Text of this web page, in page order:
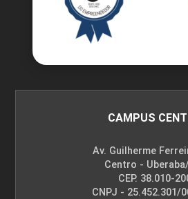
CAMPUS
Av. Guilherme
Centro -
CEP. 38.010-
CNPJ - 25.452.301/